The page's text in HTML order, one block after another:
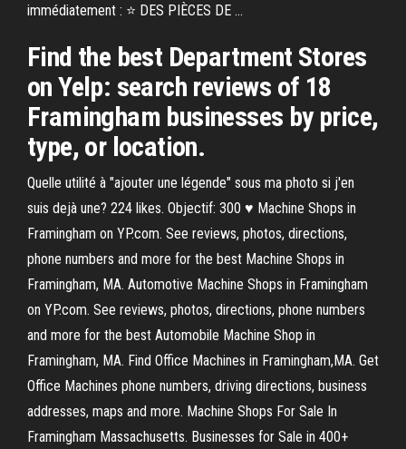
immédiatement : ⭐ DES PIÈCES DE …
Find the best Department Stores
on Yelp: search reviews of 18
Framingham businesses by price,
type, or location.
Quelle utilité à "ajouter une légende" sous ma photo si j'en
suis dejà une? 224 likes. Objectif: 300 ♥ Machine Shops in
Framingham on YP.com. See reviews, photos, directions,
phone numbers and more for the best Machine Shops in
Framingham, MA. Automotive Machine Shops in Framingham
on YP.com. See reviews, photos, directions, phone numbers
and more for the best Automobile Machine Shop in
Framingham, MA. Find Office Machines in Framingham,MA. Get
Office Machines phone numbers, driving directions, business
addresses, maps and more. Machine Shops For Sale In
Framingham Massachusetts. Businesses for Sale in 400+